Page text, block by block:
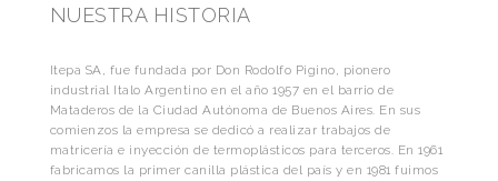
NUESTRA HISTORIA
Itepa SA, fue fundada por Don Rodolfo Pigino, pionero
industrial Italo Argentino en el año 1957 en el barrio de
Mataderos de la Ciudad Autónoma de Buenos Aires. En sus
comienzos la empresa se dedicó a realizar trabajos de
matricería e inyección de termoplásticos para terceros. En 1961
fabricamos la primer canilla plástica del país y en 1981 fuimos